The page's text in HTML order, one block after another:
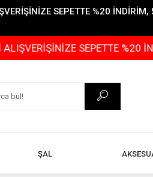
SEPETTE %20
SEPETTE %20
ŞAL